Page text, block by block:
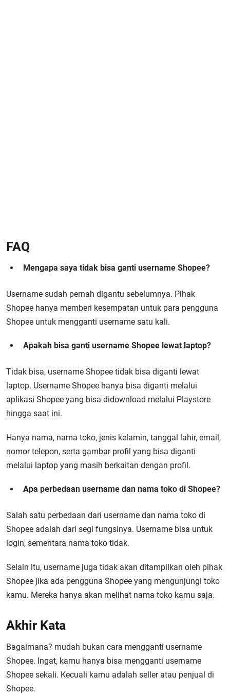
FAQ
Mengapa saya tidak bisa ganti username Shopee?
Username sudah pernah digantu sebelumnya. Pihak
Shopee hanya memberi kesempatan untuk para pengguna
Shopee untuk mengganti username satu kali.
Apakah bisa ganti username Shopee lewat laptop?
Tidak bisa, username Shopee tidak bisa diganti lewat
laptop. Username Shopee hanya bisa diganti melalui
aplikasi Shopee yang bisa didownload melalui Playstore
hingga saat ini.
Hanya nama, nama toko, jenis kelamin, tanggal lahir, email,
nomor telepon, serta gambar profil yang bisa diganti
melalui laptop yang masih berkaitan dengan profil.
Apa perbedaan username dan nama toko di Shopee?
Salah satu perbedaan dari username dan nama toko di
Shopee adalah dari segi fungsinya. Username bisa untuk
login, sementara nama toko tidak.
Selain itu, username juga tidak akan ditampilkan oleh pihak
Shopee jika ada pengguna Shopee yang mengunjungi toko
kamu. Mereka hanya akan melihat nama toko kamu saja.
Akhir Kata
Bagaimana? mudah bukan cara mengganti username
Shopee. Ingat, kamu hanya bisa mengganti username
Shopee sekali. Kecuali kamu adalah seller atau penjual di
Shopee.